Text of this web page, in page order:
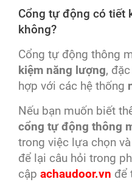
Cổng tự động có tiết
không?
Cổng tự động thông
kiệm năng lượng,
hợp với các hệ thống
Nếu bạn muốn biết
cổng tự động thông
trong việc lựa chọn
để lại câu hỏi trong
cập achaudoor.vn để